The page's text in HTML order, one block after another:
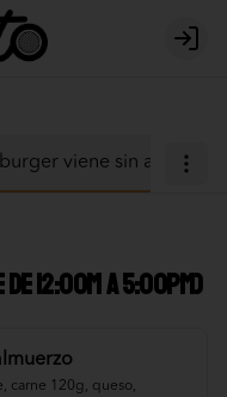
viene sin
12:00M a 5:00Pm)
carne 120g, queso,